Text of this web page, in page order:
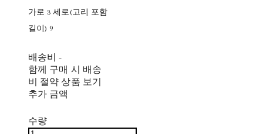
가로 3 세로(고리 포함
길이) 9
배송비-
함께 구매 시 배송
비 절약 상품 보기
추가 금액
수량